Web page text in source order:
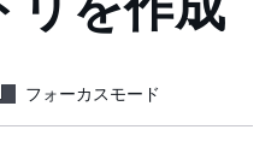
フォーカスモード